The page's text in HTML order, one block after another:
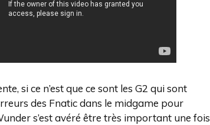
si ce n’est que ce sont les G2 qui sont
des Fnatic dans le midgame pour
s’est avéré être très important une fois